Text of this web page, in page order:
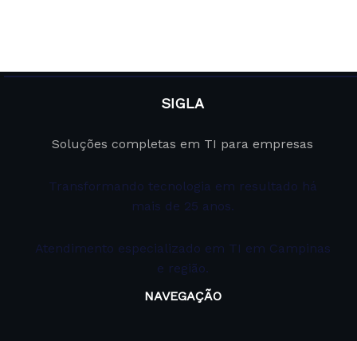
SIGLA
Soluções completas em TI para empresas
Transformando tecnologia em resultado há
mais de 25 anos.
Atendimento especializado em TI em Campinas
e região.
NAVEGAÇÃO